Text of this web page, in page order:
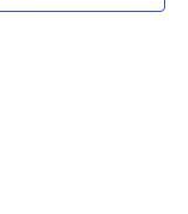
vues